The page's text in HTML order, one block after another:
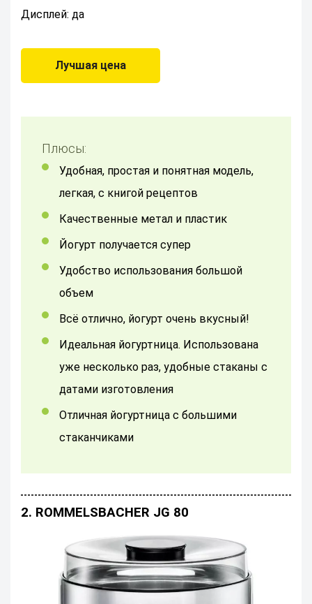
Дисплей: да
Лучшая цена
Плюсы:
удобная, простая и понятная модель,
легкая, с книгой рецептов
качественные метал и пластик
йогурт получается супер
Удобство использования большой
объем
Всё отлично, йогурт очень вкусный!
Идеальная йогуртница. Использована
уже несколько раз, удобные стаканы с
датами изготовления
Отличная йогуртница с большими
стаканчиками
2. ROMMELSBACHER JG 80